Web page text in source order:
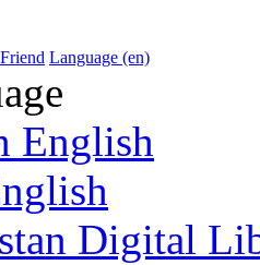
Language (en)
English
Digital